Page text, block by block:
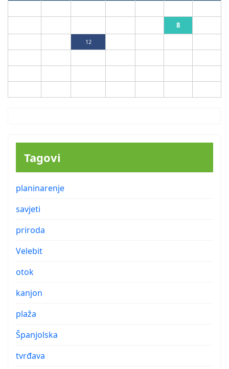
8
12
Tagovi
planinarenje
savjeti
priroda
Velebit
otok
kanjon
plaža
Španjolska
tvrđava